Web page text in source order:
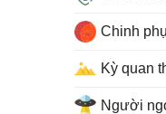
Chinh
Kỳ quan
Người